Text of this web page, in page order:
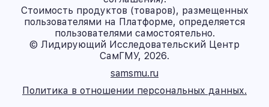
Стоимость продуктов (товаров), размещенных
пользователями на Платформе, определяется
пользователями самостоятельно.
© Лидирующий Исследовательский Центр
СамГМУ, 2026.
samsmu.ru
Политика в отношении персональных данных.